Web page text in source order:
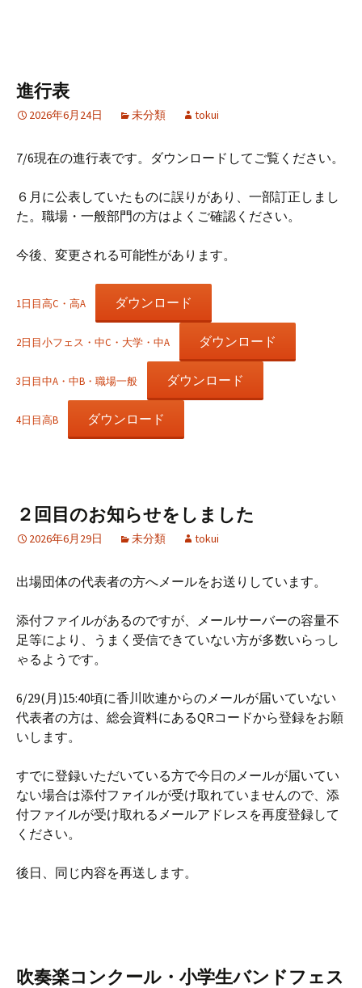
進行表
2026年6月24日 未分類 tokui
7/6現在の進行表です。ダウンロードしてご覧ください。
６月に公表していたものに誤りがあり、一部訂正しまし
た。職場・一般部門の方はよくご確認ください。
今後、変更される可能性があります。
1日目高C・高A ダウンロード
2日目小フェス・中C・大学・中A ダウンロード
3日目中A・中B・職場一般 ダウンロード
4日目高B ダウンロード
２回目のお知らせをしました
2026年6月29日 未分類 tokui
出場団体の代表者の方へメールをお送りしています。
添付ファイルがあるのですが、メールサーバーの容量不
足等により、うまく受信できていない方が多数いらっし
ゃるようです。
6/29(月)15:40頃に香川吹連からのメールが届いていない
代表者の方は、総会資料にあるQRコードから登録をお願
いします。
すでに登録いただいている方で今日のメールが届いてい
ない場合は添付ファイルが受け取れていませんので、添
付ファイルが受け取れるメールアドレスを再度登録して
ください。
後日、同じ内容を再送します。
吹奏楽コンクール・小学生バンドフェス